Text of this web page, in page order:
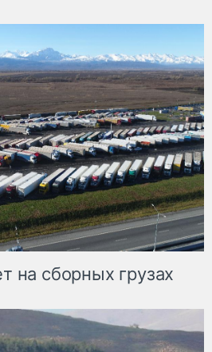
на сборных грузах